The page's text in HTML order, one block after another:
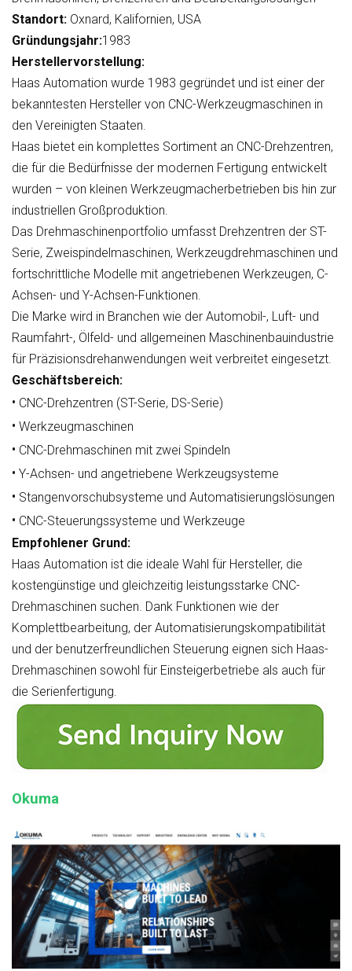
Standort: Oxnard, Kalifornien, USA
Gründungsjahr:1983
Herstellervorstellung:
Haas Automation wurde 1983 gegründet und ist einer der
bekanntesten Hersteller von CNC-Werkzeugmaschinen in
den Vereinigten Staaten.
Haas bietet ein komplettes Sortiment an CNC-Drehzentren,
die für die Bedürfnisse der modernen Fertigung entwickelt
wurden – von kleinen Werkzeugmacherbetrieben bis hin zur
industriellen Großproduktion.
Das Drehmaschinenportfolio umfasst Drehzentren der ST-
Serie, Zweispindelmaschinen, Werkzeugdrehmaschinen und
fortschrittliche Modelle mit angetriebenen Werkzeugen, C-
Achsen- und Y-Achsen-Funktionen.
Die Marke wird in Branchen wie der Automobil-, Luft- und
Raumfahrt-, Ölfeld- und allgemeinen Maschinenbauindustrie
für Präzisionsdrehanwendungen weit verbreitet eingesetzt.
Geschäftsbereich:
• CNC-Drehzentren (ST-Serie, DS-Serie)
• Werkzeugmaschinen
• CNC-Drehmaschinen mit zwei Spindeln
• Y-Achsen- und angetriebene Werkzeugsysteme
• Stangenvorschubsysteme und Automatisierungslösungen
• CNC-Steuerungssysteme und Werkzeuge
Empfohlener Grund:
Haas Automation ist die ideale Wahl für Hersteller, die
kostengünstige und gleichzeitig leistungsstarke CNC-
Drehmaschinen suchen. Dank Funktionen wie der
Komplettbearbeitung, der Automatisierungskompatibilität
und der benutzerfreundlichen Steuerung eignen sich Haas-
Drehmaschinen sowohl für Einsteigerbetriebe als auch für
die Serienfertigung.
Okuma